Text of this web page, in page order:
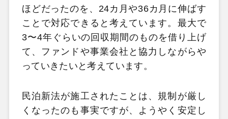
ほどだったのを、24カ月や36カ月に伸ばす
ことで対応できると考えています。最大で
3〜4年ぐらいの回収期間のものを借り上げ
て、ファンドや事業会社と協力しながらや
っていきたいと考えています。
民泊新法が施工されたことは、規制が厳し
くなったのも事実ですが、ようやく安定し